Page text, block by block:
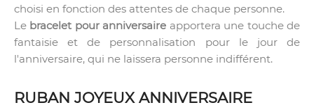
choisi en fonction des attentes de chaque personne.
Le bracelet pour anniversaire apportera une touche de
fantaisie et de personnalisation pour le jour de
l'anniversaire, qui ne laissera personne indifférent.
RUBAN JOYEUX ANNIVERSAIRE